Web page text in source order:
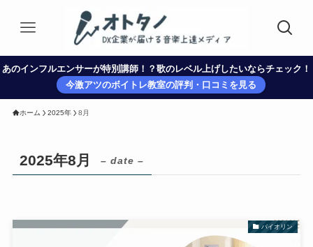
あのインフルエンサーが特別講師！？歌のレベル上げしたいならチェック！
今激アツのボイトレ教室の評判・口コミを見る
ホーム 2025年 8月
2025年8月 – date –
バイオリン